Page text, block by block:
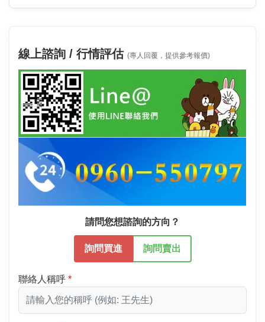
線上諮詢 / 行情評估 (專人回覆，提供參考報價)
請問您想諮詢的方向？
詢問買進 詢問賣出
聯絡人稱呼